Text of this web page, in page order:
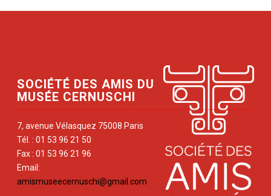
SOCIÉTÉ DES AMIS DU
MUSÉE CERNUSCHI
7, avenue Vélasquez 75008 Paris
Tél. : 01 53 96 21 50
Fax : 01 53 96 21 96
Email:
amismuseecernuschi@gmail.com